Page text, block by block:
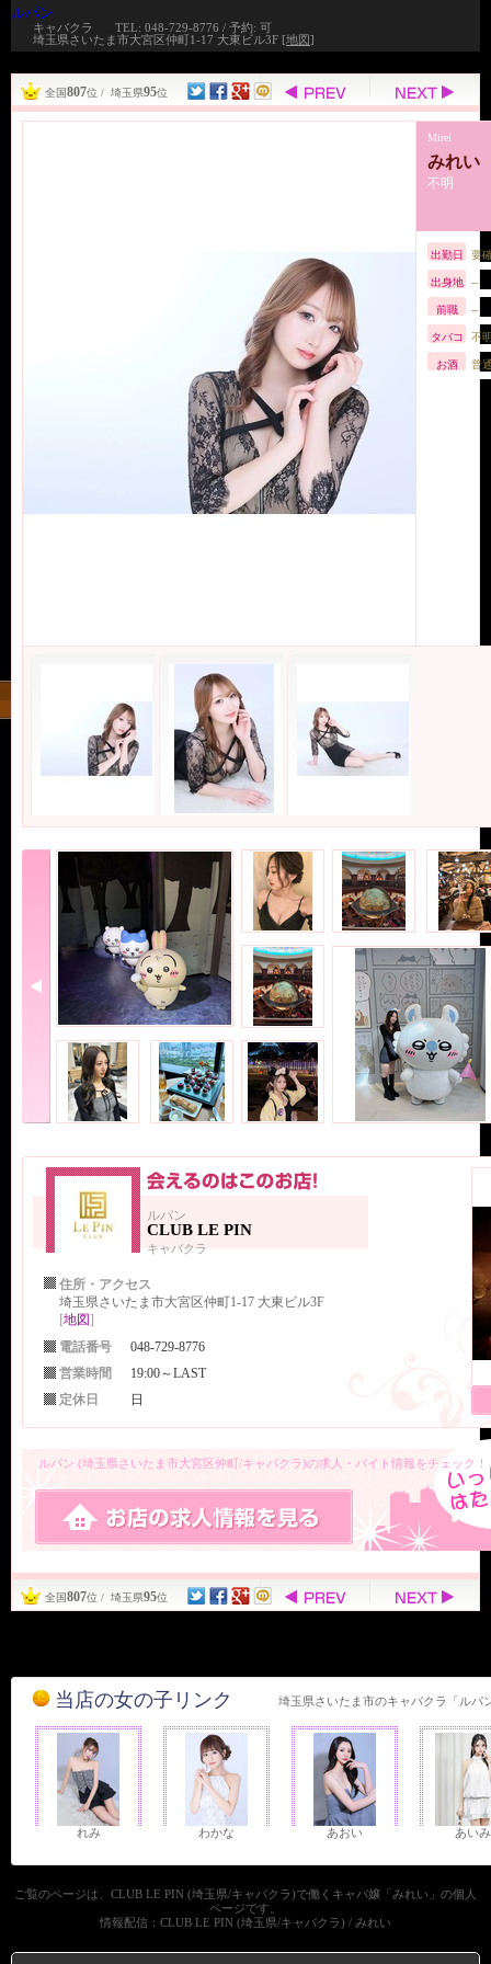
ルパン
キャバクラ
TEL: 048-729-8776 / 予約: 可
埼玉県さいたま市大宮区仲町1-17 大東ビル3F [地図]
全国807位 / 埼玉県95位
みれい
Mirei
不明
出勤日 要
出身地 --
前職 --
タバコ 不
お酒 普
ルパン
CLUB LE PIN
キャバクラ
住所・アクセス
埼玉県さいたま市大宮区仲町1-17 大東ビル3F
[地図]
電話番号
048-729-8776
営業時間
19:00～LAST
定休日
日
ルパン (埼玉県さいたま市大宮区仲町/キャバクラ)の求人・バイト情報をチェック！
全国807位 / 埼玉県95位
当店の女の子リンク 埼玉県さいたま市のキャバクラ「ルパ
れみ わかな あおい あいみ
ご覧のページは、CLUB LE PIN (埼玉県/キャバクラ)で働くキャバ嬢「みれい」の個人
ページです。
情報配信：CLUB LE PIN (埼玉県/キャバクラ) / みれい